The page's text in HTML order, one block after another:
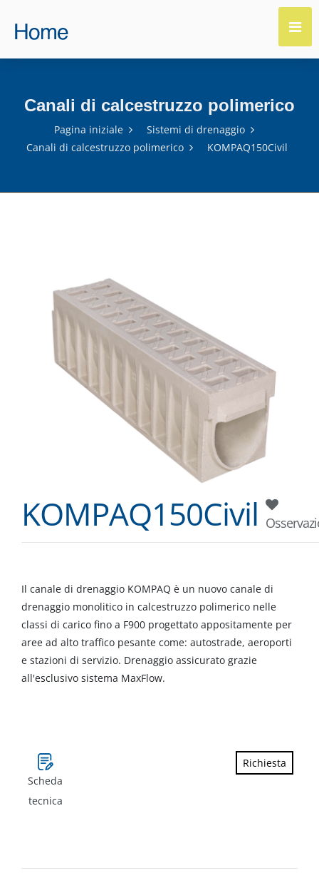
Canali di calcestruzzo polimerico
Pagina iniziale
Sistemi di drenaggio
Canali di calcestruzzo polimerico
KOMPAQ150Civil
KOMPAQ150Civil
Il canale di drenaggio KOMPAQ è un nuovo canale di
drenaggio monolitico in calcestruzzo polimerico nelle
classi di carico fino a F900 progettato appositamente per
aree ad alto traffico pesante come: autostrade, aeroporti
e stazioni di servizio. Drenaggio assicurato grazie
all'esclusivo sistema MaxFlow.
Scheda
tecnica
Richiesta